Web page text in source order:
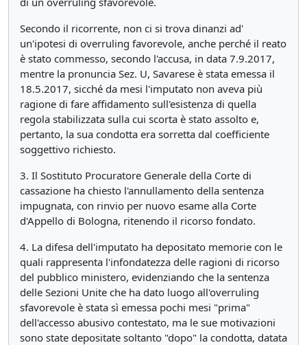
Secondo il ricorrente, non ci si trova dinanzi ad'
un'ipotesi di overruling favorevole, anche perché il reato
è stato commesso, secondo l'accusa, in data 7.9.2017,
mentre la pronuncia Sez. U, Savarese è stata emessa il
18.5.2017, sicché da mesi l'imputato non aveva più
ragione di fare affidamento sull'esistenza di quella
regola stabilizzata sulla cui scorta è stato assolto e,
pertanto, la sua condotta era sorretta dal coefficiente
soggettivo richiesto.
3. Il Sostituto Procuratore Generale della Corte di
cassazione ha chiesto l'annullamento della sentenza
impugnata, con rinvio per nuovo esame alla Corte
d'Appello di Bologna, ritenendo il ricorso fondato.
4. La difesa dell'imputato ha depositato memorie con le
quali rappresenta l'infondatezza delle ragioni di ricorso
del pubblico ministero, evidenziando che la sentenza
delle Sezioni Unite che ha dato luogo all'overruling
sfavorevole è stata sì emessa pochi mesi "prima"
dell'accesso abusivo contestato, ma le sue motivazioni
sono state depositate soltanto "dopo" la condotta, datata